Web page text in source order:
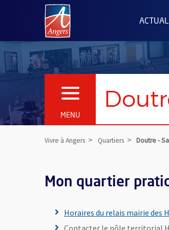
Angers.fr : Retour à l'accueil
MENU
OUVRIR LE MENU
Vivre à Angers Quartiers Doutre -
Mon quartier
Horaires du relais mairie des
Contacter le pôle territorial